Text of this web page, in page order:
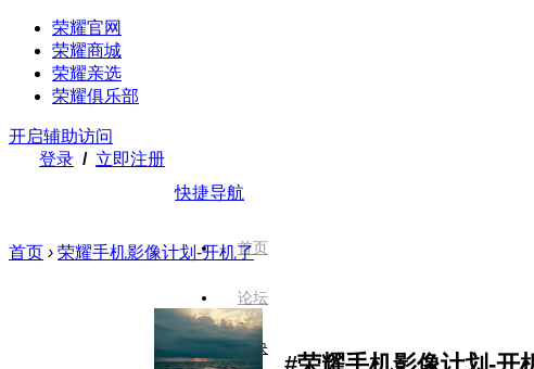
荣耀官网
荣耀商城
荣耀亲选
荣耀俱乐部
开启辅助访问
登录 / 立即注册
快捷导航
首页
论坛
版块
首页 › 荣耀手机影像计划-开机了